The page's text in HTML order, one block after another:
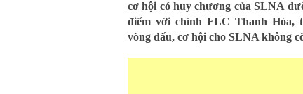
cơ hội có huy chương của SLNA
điểm với chính FLC Thanh Hóa,
vòng đấu, cơ hội cho SLNA không